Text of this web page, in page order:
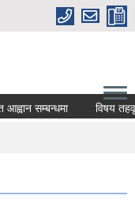
सम्बन्धमा विषय